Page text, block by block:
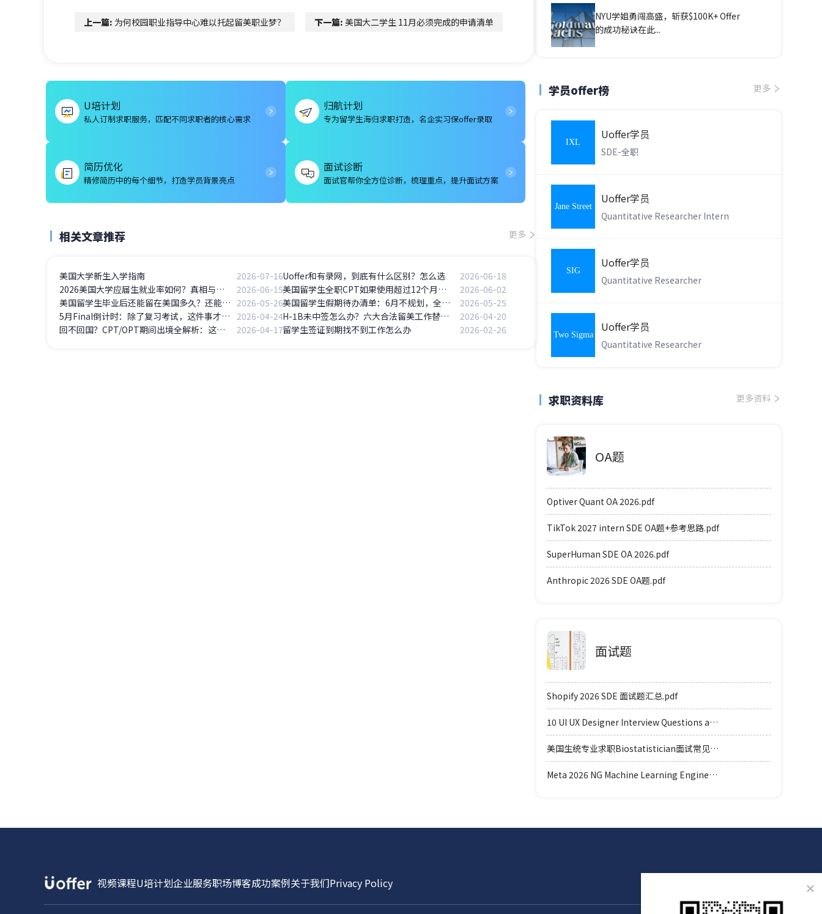
上一篇: 为何校园职业指导中心难以托起留美职业梦？ 下一篇: 美国大二学生 11月必须完成的申请清单
U培计划
私人订制求职服务，匹配不同求职者的核心需求
归航计划
专为留学生海归求职打造，名企实习保offer录取
简历优化
精修简历中的每个细节，打造学员背景亮点
面试诊断
面试官帮你全方位诊断，梳理重点，提升面试方案
相关文章推荐 更多
美国大学新生入学指南 2026-07-16Uoffer和有录网，到底有什么区别？怎么选
2026-06-18
2026美国大学应届生就业率如何？真相与突围之路
2026-06-15 美国留学生全职CPT如果使用超过12个月，是否依然会永久失去申请OPT的资格？
2026-06-02
美国留学生毕业后还能留在美国多久？还能找工作吗？ 2026-05-26 美国留学生假期待办清单：6月不规划，全年徒伤悲
2026-05-25
5月Final倒计时：除了复习考试，这件事才是留学生的“隐藏分水岭” 2026-04-24 H-1B未中签怎么办？六大合法留美工作替代方案全解析
2026-04-20
回不回国？CPT/OPT期间出境全解析：这些风险你必须知道
2026-04-17留学生签证到期找不到工作怎么办 2026-02-26
NYU学姐勇闯高盛，斩获$100K+ Offer
的成功秘诀在此...
学员offer榜 更多
IXL
Learning
Uoffer学员
SDE-全职
Jane Street
Uoffer学员
Quantitative Researcher Intern
SIG
Uoffer学员
Quantitative Researcher
Two Sigma
Uoffer学员
Quantitative Researcher
求职资料库 更多资料
OA题
Optiver Quant OA 2026.pdf
TikTok 2027 intern SDE OA题+参考思路.pdf
SuperHuman SDE OA 2026.pdf
Anthropic 2026 SDE OA题.pdf
面试题
Shopify 2026 SDE 面试题汇总.pdf
10 UI UX Designer Interview Questions and Answers.pdf
美国生统专业求职Biostatistician面试常见例题题型.pdf
Meta 2026 NG Machine Learning Engineer coding轮面参考.pdf
×
视频课程U培计划企业服务职场博客成功案例关于我们Privacy Policy